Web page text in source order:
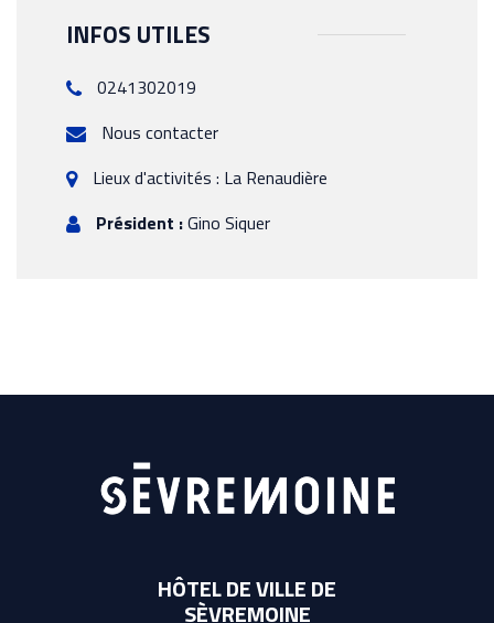
INFOS UTILES
0241302019
Nous contacter
Lieux d'activités : La Renaudière
Président :Gino Siquer
HÔTEL DE VILLE DE
SÈVREMOINE